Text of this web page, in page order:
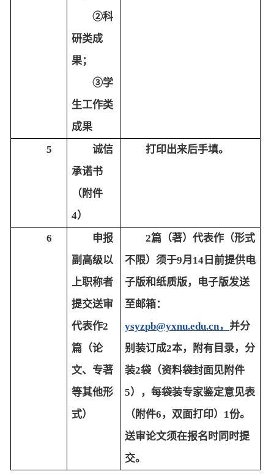
②科
研类成
果；
③学
生工作类
成果
5
诚信
承诺书
（附件
4）
打印出来后手填。
6
申报
副高级以
上职称者
提交送审
代表作2
篇（论
文、专著
等其他形
式）
2篇（著）代表作（形式
不限）须于9月14日前提供电
子版和纸质版， 电子版发送
至邮箱：
ysyzpb@yxnu.edu.cn，并分
别装订成2本，附有目录，分
装2袋（资料袋封面见附件
5），每袋装专家鉴定意见表
（附件6，双面打印）1份。
送审论文须在报名时同时提
交。